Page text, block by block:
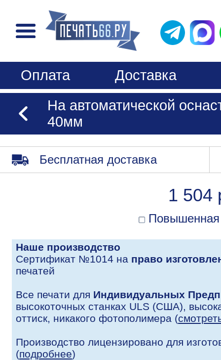
Оплата
Доставка
На автоматической
40мм
Бесплатная доставка
1 504
Повышенная
Наше производство
Сертификат №1014 на право
печатей
Все печати для Индивидуальных
высокоточных станках ULS (США),
оттиск, никакого фотополимера (
Производство лицензировано для
(подробнее)